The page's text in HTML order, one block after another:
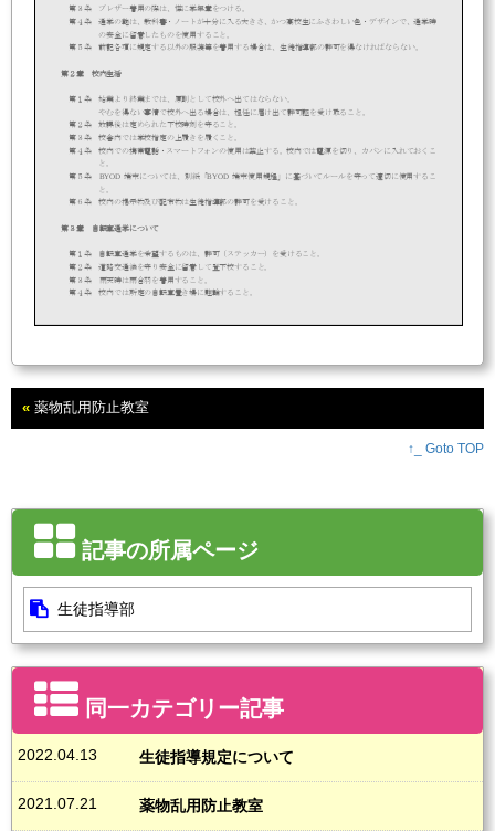
第 ３ 条 ブレザー着用の際は、 襟に学年章をつける。
第 ４ 条
通学の鞄は、教科書・ノートが十分に入る大きさ、かつ高校生にふさわしい色・デザインで、通学時
の安全に留意したものを使用すること。
第 ５ 条 前記各項に規定する以外の服装等を着用する場合は、生徒指導部の許可を得なければならない。
第２章 校内生活
第１条
始業より終業までは、原則として校外へ出てはならない。
やむを得ない事情で校外へ出る場合は、担任に届け出て許可証を受け取ること。
第２条
放課後は定められた下校時刻を守ること。
第３条
校舎内では学校指定の上履きを履くこと。
第４条
校内での携帯電話・スマートフォンの使用は禁止する。校内では電源を切り、カバンに入れておくこ
と。
第５条
BYOD 端末については、別紙「BYOD 端末使用規程 」に基づいてルールを守って適切に使用するこ
と。
第 ６条 校内の掲示物及び配布物は生徒指導部の許可を受けること。
第３章 自転車通学について
第１条 自転車通学を希望するものは
、許可（ステッカー）を受けること。
第２条
道路交通法を守り安全に留意して登下校すること。
第 ３ 条
雨天時は雨合羽を着用すること。
第 ４ 条 校内では所定の自転車置き場に駐輪すること。
第１条 アルバイトは原則
第２条
３年生については、丹有生徒指導協議会の申し合わせ事項に従い許可をする。
ること。
第６章
選挙活動について
第１条
学校の構内においては選挙活動や政治的活動は禁止する。
定期考査期間中（最終日を除く）
« 薬物乱用防止教室
↑_ Goto TOP
記事の所属ページ
生徒指導部
同一カテゴリー記事
2022.04.13 生徒指導規定について
2021.07.21 薬物乱用防止教室